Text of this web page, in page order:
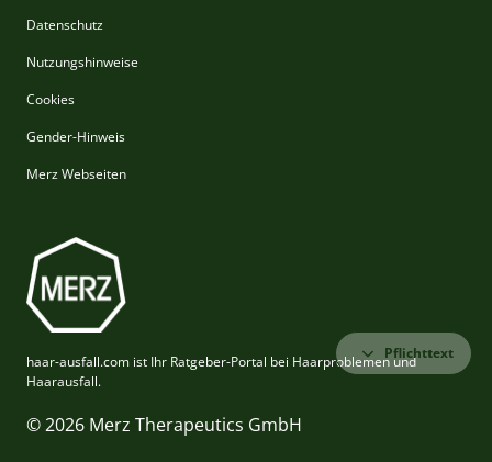
Pflichttext
haar-ausfall.com ist Ihr Ratgeber-Portal bei Haarproblemen und
Haarausfall.
© 2026 Merz Therapeutics GmbH
Datenschutz
Nutzungshinweise
Cookies
Gender-Hinweis
Merz Webseiten